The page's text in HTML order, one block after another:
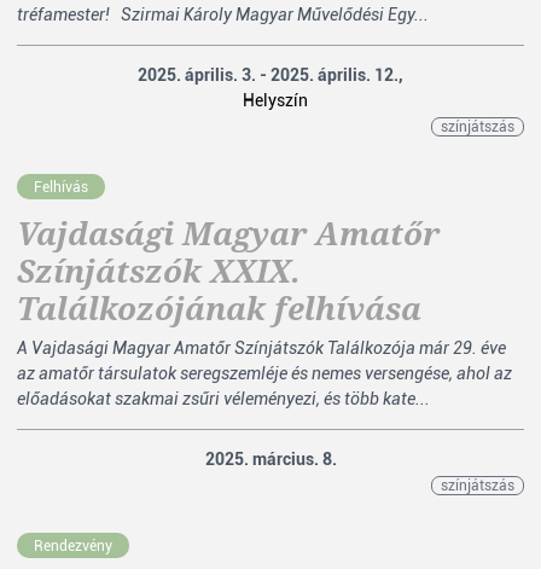
tréfamester! Szirmai Károly Magyar Művelődési Egy...
2025. április. 3. - 2025. április. 12.,
Helyszín
színjátszás
Felhívás
Vajdasági Magyar Amatőr
Színjátszók XXIX.
Találkozójának felhívása
A Vajdasági Magyar Amatőr Színjátszók Találkozója már 29. éve
az amatőr társulatok seregszemléje és nemes versengése, ahol az
előadásokat szakmai zsűri véleményezi, és több kate...
2025. március. 8.
színjátszás
Rendezvény